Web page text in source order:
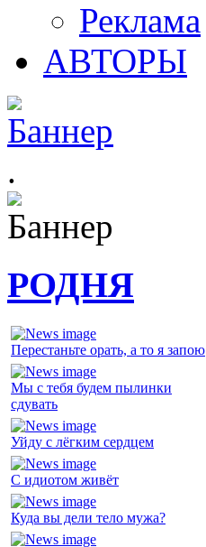
Реклама
АВТОРЫ
.
РОДНЯ
Перестаньте орать, а то я запою
Мы с тебя будем пылинки
сдувать
Уйду с лёгким сердцем
С идиотом живёт
Куда вы дели тело мужа?